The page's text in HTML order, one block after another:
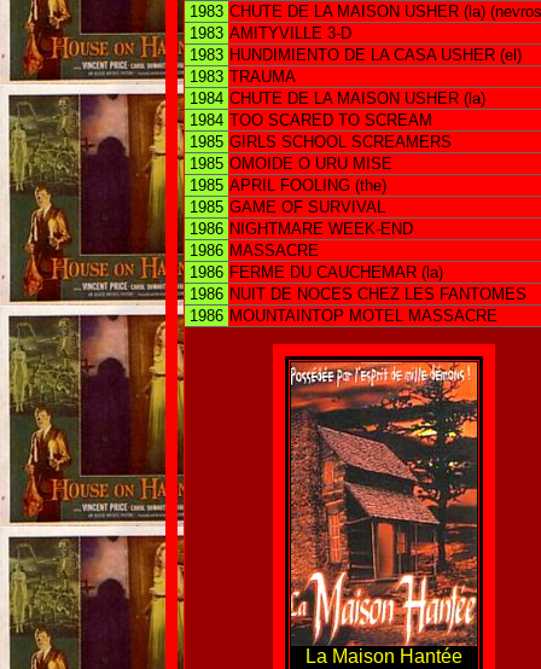
1983 CHUTE DE LA MAISON USHER (la)
1983 AMITYVILLE 3-D
1983 HUNDIMIENTO DE LA CASA USHER (el)
1983 TRAUMA
1984 CHUTE DE LA MAISON USHER (la)
1984 TOO SCARED TO SCREAM
1985 GIRLS SCHOOL SCREAMERS
1985 OMOIDE O URU MISE
1985 APRIL FOOLING (the)
1985 GAME OF SURVIVAL
1986 NIGHTMARE WEEK-END
1986 MASSACRE
1986 FERME DU CAUCHEMAR (la)
1986 NUIT DE NOCES CHEZ LES FANTOMES
1986 MOUNTAINTOP MOTEL MASSACRE
La Maison Hantée